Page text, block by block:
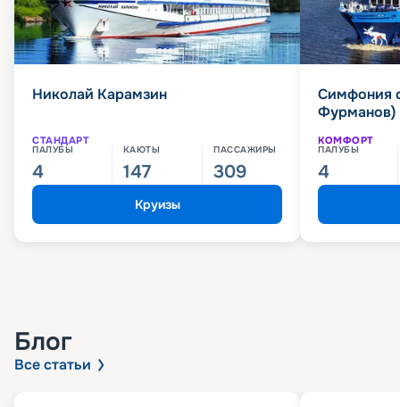
Николай Карамзин
СТАНДАРТ
ПАЛУБЫ
4
КАЮТЫ
147
ПАССАЖИРЫ
309
Круизы
Симфония
Фурманов)
КОМФОРТ
ПАЛУБЫ
4
Блог
Все статьи